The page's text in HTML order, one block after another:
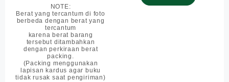
NOTE:
Berat yang tercantum di foto
berbeda dengan berat yang
tercantum
karena berat barang
tersebut ditambahkan
dengan perkiraan berat
packing.
(Packing menggunakan
lapisan kardus agar buku
tidak rusak saat pengiriman)